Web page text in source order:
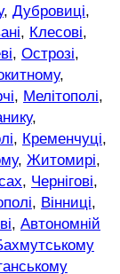
, Дубровиці,
, Клесові,
, Острозі,
,
, Мелітополі,
,
, Кременчуці,
, Житомирі,
, Чернігові,
, Вінниці,
, Автономній